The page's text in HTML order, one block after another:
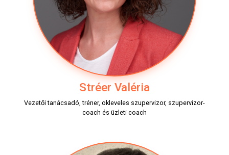
Stréer Valéria
Vezetői tanácsadó, tréner, okleveles szupervizor, szupervizor-
coach és üzleti coach